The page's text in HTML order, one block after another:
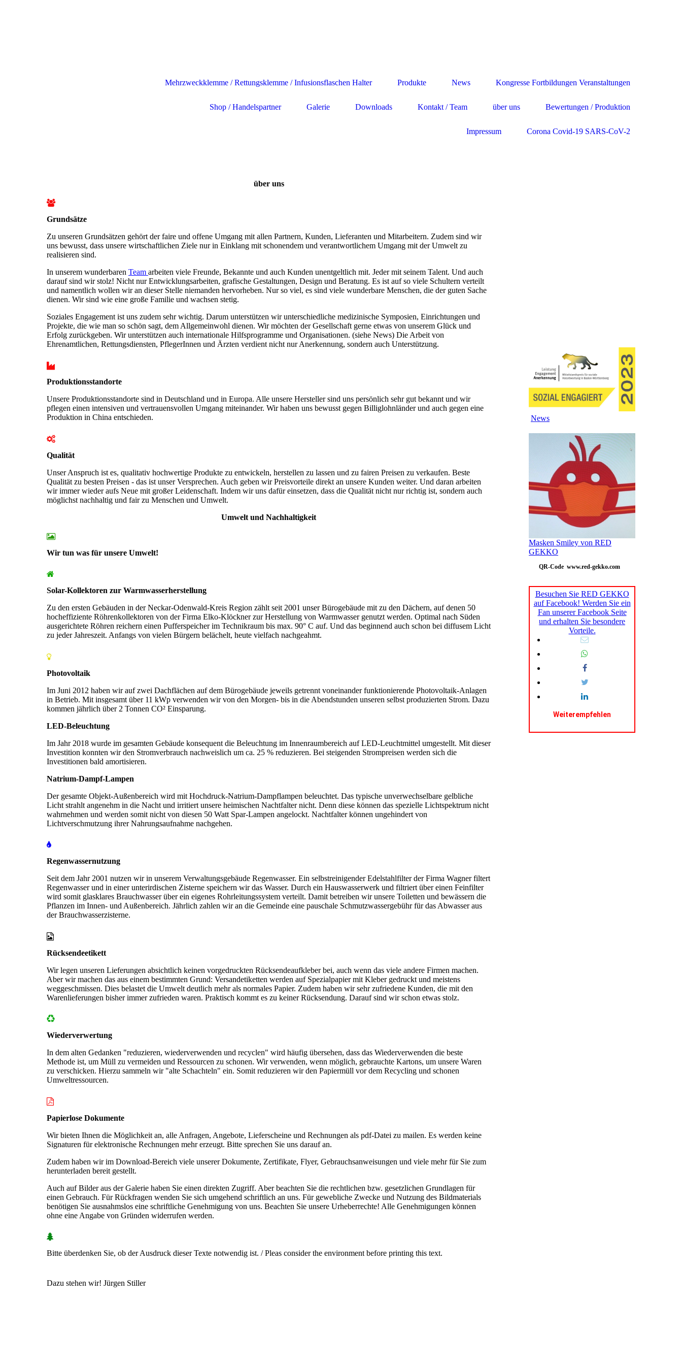
Mehrzweckklemme / Rettungsklemme / Infusionsflaschen Halter Produkte News Kongresse Fortbildungen Veranstaltungen
Shop / Handelspartner Galerie Downloads Kontakt / Team über uns Bewertungen / Produktion
Impressum Corona Covid-19 SARS-CoV-2
über uns
Grundsätze
Zu unseren Grundsätzen gehört der faire und offene Umgang mit allen Partnern, Kunden, Lieferanten und Mitarbeitern. Zudem sind wir
uns bewusst, dass unsere wirtschaftlichen Ziele nur in Einklang mit schonendem und verantwortlichem Umgang mit der Umwelt zu
realisieren sind.
In unserem wunderbaren Team arbeiten viele Freunde, Bekannte und auch Kunden unentgeltlich mit. Jeder mit seinem Talent. Und auch
darauf sind wir stolz! Nicht nur Entwicklungsarbeiten, grafische Gestaltungen, Design und Beratung. Es ist auf so viele Schultern verteilt
und namentlich wollen wir an dieser Stelle niemanden hervorheben. Nur so viel, es sind viele wunderbare Menschen, die der guten Sache
dienen. Wir sind wie eine große Familie und wachsen stetig.
Soziales Engagement ist uns zudem sehr wichtig. Darum unterstützen wir unterschiedliche medizinische Symposien, Einrichtungen und
Projekte, die wie man so schön sagt, dem Allgemeinwohl dienen. Wir möchten der Gesellschaft gerne etwas von unserem Glück und
Erfolg zurückgeben. Wir unterstützen auch internationale Hilfsprogramme und Organisationen. (siehe News) Die Arbeit von
Ehrenamtlichen, Rettungsdiensten, PflegerInnen und Ärzten verdient nicht nur Anerkennung, sondern auch Unterstützung.
Produktionsstandorte
Unsere Produktionsstandorte sind in Deutschland und in Europa. Alle unsere Hersteller sind uns persönlich sehr gut bekannt und wir
pflegen einen intensiven und vertrauensvollen Umgang miteinander. Wir haben uns bewusst gegen Billiglohnländer und auch gegen eine
Produktion in China entschieden.
Qualität
Unser Anspruch ist es, qualitativ hochwertige Produkte zu entwickeln, herstellen zu lassen und zu fairen Preisen zu verkaufen. Beste
Qualität zu besten Preisen - das ist unser Versprechen. Auch geben wir Preisvorteile direkt an unsere Kunden weiter. Und daran arbeiten
wir immer wieder aufs Neue mit großer Leidenschaft. Indem wir uns dafür einsetzen, dass die Qualität nicht nur richtig ist, sondern auch
möglichst nachhaltig und fair zu Menschen und Umwelt.
Umwelt und Nachhaltigkeit
Wir tun was für unsere Umwelt!
Solar-Kollektoren zur Warmwasserherstellung
Zu den ersten Gebäuden in der Neckar-Odenwald-Kreis Region zählt seit 2001 unser Bürogebäude mit zu den Dächern, auf denen 50
hocheffiziente Röhrenkollektoren von der Firma Elko-Klöckner zur Herstellung von Warmwasser genutzt werden. Optimal nach Süden
ausgerichtete Röhren reichern einen Pufferspeicher im Technikraum bis max. 90° C auf. Und das beginnend auch schon bei diffusem Licht
zu jeder Jahreszeit. Anfangs von vielen Bürgern belächelt, heute vielfach nachgeahmt.
Photovoltaik
Im Juni 2012 haben wir auf zwei Dachflächen auf dem Bürogebäude jeweils getrennt voneinander funktionierende Photovoltaik-Anlagen
in Betrieb. Mit insgesamt über 11 kWp verwenden wir von den Morgen- bis in die Abendstunden unseren selbst produzierten Strom. Dazu
kommen jährlich über 2 Tonnen CO² Einsparung.
LED-Beleuchtung
Im Jahr 2018 wurde im gesamten Gebäude konsequent die Beleuchtung im Innenraumbereich auf LED-Leuchtmittel umgestellt. Mit dieser
Investition konnten wir den Stromverbrauch nachweislich um ca. 25 % reduzieren. Bei steigenden Strompreisen werden sich die
Investitionen bald amortisieren.
Natrium-Dampf-Lampen
Der gesamte Objekt-Außenbereich wird mit Hochdruck-Natrium-Dampflampen beleuchtet. Das typische unverwechselbare gelbliche
Licht strahlt angenehm in die Nacht und irritiert unsere heimischen Nachtfalter nicht. Denn diese können das spezielle Lichtspektrum nicht
wahrnehmen und werden somit nicht von diesen 50 Watt Spar-Lampen angelockt. Nachtfalter können ungehindert von
Lichtverschmutzung ihrer Nahrungsaufnahme nachgehen.
Regenwassernutzung
Seit dem Jahr 2001 nutzen wir in unserem Verwaltungsgebäude Regenwasser. Ein selbstreinigender Edelstahlfilter der Firma Wagner filtert
Regenwasser und in einer unterirdischen Zisterne speichern wir das Wasser. Durch ein Hauswasserwerk und filtriert über einen Feinfilter
wird somit glasklares Brauchwasser über ein eigenes Rohrleitungssystem verteilt. Damit betreiben wir unsere Toiletten und bewässern die
Pflanzen im Innen- und Außenbereich. Jährlich zahlen wir an die Gemeinde eine pauschale Schmutzwassergebühr für das Abwasser aus
der Brauchwasserzisterne.
Rücksendeetikett
Wir legen unseren Lieferungen absichtlich keinen vorgedruckten Rücksendeaufkleber bei, auch wenn das viele andere Firmen machen.
Aber wir machen das aus einem bestimmten Grund: Versandetiketten werden auf Spezialpapier mit Kleber gedruckt und meistens
weggeschmissen. Dies belastet die Umwelt deutlich mehr als normales Papier. Zudem haben wir sehr zufriedene Kunden, die mit den
Warenlieferungen bisher immer zufrieden waren. Praktisch kommt es zu keiner Rücksendung. Darauf sind wir schon etwas stolz.
Wiederverwertung
In dem alten Gedanken "reduzieren, wiederverwenden und recyclen" wird häufig übersehen, dass das Wiederverwenden die beste
Methode ist, um Müll zu vermeiden und Ressourcen zu schonen. Wir verwenden, wenn möglich, gebrauchte Kartons, um unsere Waren
zu verschicken. Hierzu sammeln wir "alte Schachteln" ein. Somit reduzieren wir den Papiermüll vor dem Recycling und schonen
Umweltressourcen.
Papierlose Dokumente
Wir bieten Ihnen die Möglichkeit an, alle Anfragen, Angebote, Lieferscheine und Rechnungen als pdf-Datei zu mailen. Es werden keine
Signaturen für elektronische Rechnungen mehr erzeugt. Bitte sprechen Sie uns darauf an.
Zudem haben wir im Download-Bereich viele unserer Dokumente, Zertifikate, Flyer, Gebrauchsanweisungen und viele mehr für Sie zum
herunterladen bereit gestellt.
Auch auf Bilder aus der Galerie haben Sie einen direkten Zugriff. Aber beachten Sie die rechtlichen bzw. gesetzlichen Grundlagen für
einen Gebrauch. Für Rückfragen wenden Sie sich umgehend schriftlich an uns. Für gewebliche Zwecke und Nutzung des Bildmaterials
benötigen Sie ausnahmslos eine schriftliche Genehmigung von uns. Beachten Sie unsere Urheberrechte! Alle Genehmigungen können
ohne eine Angabe von Gründen widerrufen werden.
Bitte überdenken Sie, ob der Ausdruck dieser Texte notwendig ist. / Pleas consider the environment before printing this text.
Dazu stehen wir! Jürgen Stiller
News
Masken Smiley von RED
GEKKO
QR-Code www.red-gekko.com
Besuchen Sie RED GEKKO
auf Facebook! Werden Sie ein
Fan unserer Facebook Seite
und erhalten Sie besondere
Vorteile.
Weiterempfehlen